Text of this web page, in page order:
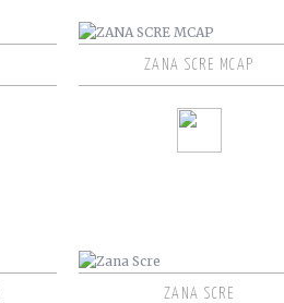
ZANA SCRE MCAP
ZANA SCRE